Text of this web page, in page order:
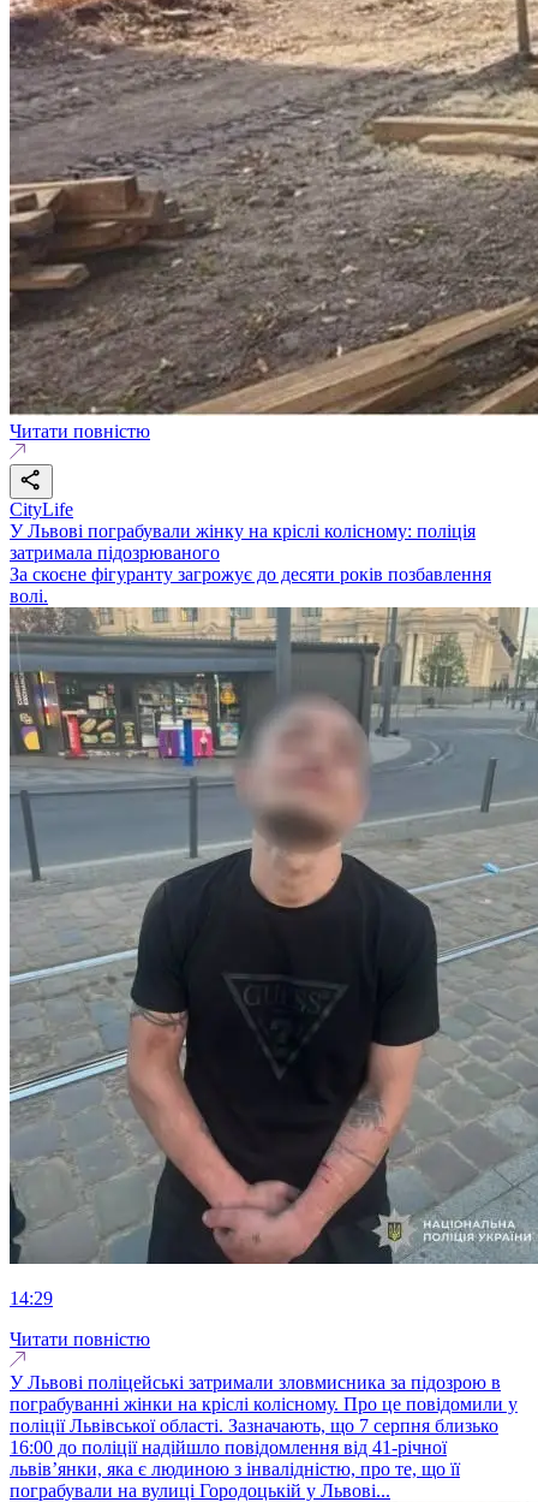
Читати повністю
CityLife
У Львові пограбували жінку на кріслі колісному: поліція
затримала підозрюваного
За скоєне фігуранту загрожує до десяти років позбавлення
волі.
14:29
Читати повністю
У Львові поліцейські затримали зловмисника за підозрою в
пограбуванні жінки на кріслі колісному. Про це повідомили у
поліції Львівської області. Зазначають, що 7 серпня близько
16:00 до поліції надійшло повідомлення від 41-річної
львів’янки, яка є людиною з інвалідністю, про те, що її
пограбували на вулиці Городоцькій у Львові...